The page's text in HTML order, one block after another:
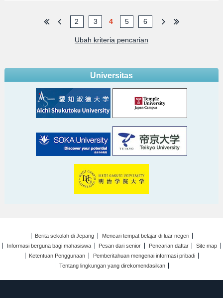
2 3 4 5 6
Ubah kriteria pencarian
Universitas
Berita sekolah di Jepang
Mencari tempat belajar di luar negeri
Informasi berguna bagi mahasiswa
Pesan dari senior Pencarian daftar
Site map
Ketentuan Penggunaan
Pemberitahuan mengenai informasi pribadi
Tentang lingkungan yang direkomendasikan